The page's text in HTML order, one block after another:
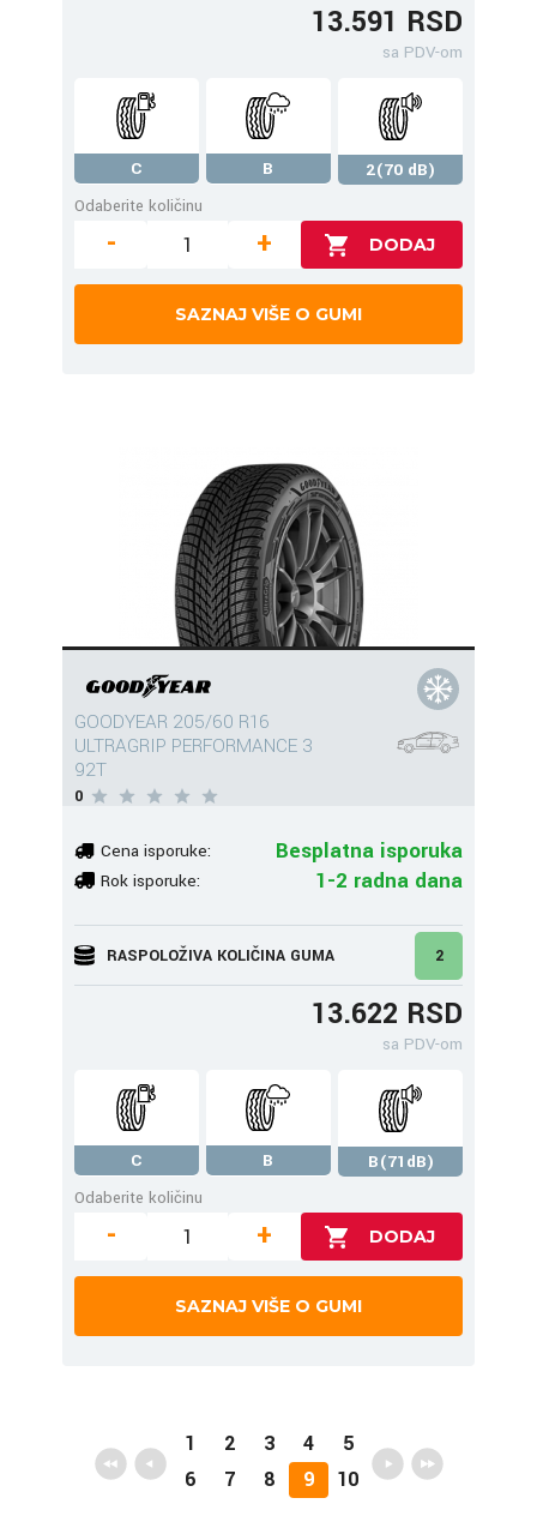
13.591 RSD
sa PDV-om
C B
2(70 dB)
Odaberite količinu
- +
SAZNAJ VIŠE O GUMI
GOODYEAR 205/60 R16
ULTRAGRIP PERFORMANCE 3
92T
0
Cena isporuke: Besplatna isporuka
Rok isporuke: 1-2 radna dana
RASPOLOŽIVA KOLIČINA GUMA 2
13.622 RSD
sa PDV-om
C B
B(71dB)
Odaberite količinu
- +
SAZNAJ VIŠE O GUMI
1 2 3 4
5
6
7 8 9 10